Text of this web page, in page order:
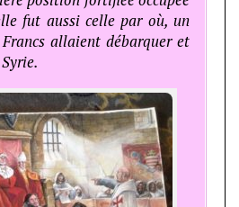
fut aussi celle par où, un
allaient débarquer et